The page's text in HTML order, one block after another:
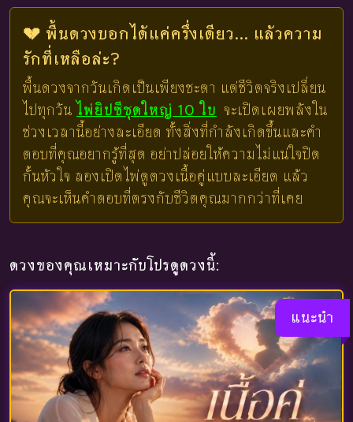
💔 พื้นดวงบอกได้แค่ครึ่งเดียว... แล้วความ
รักที่เหลือล่ะ?
พื้นดวงจากวันเกิดเป็นเพียงชะตา แต่ชีวิตจริงเปลี่ยน
ไปทุกวัน ไพ่ยิปซีชุดใหญ่ 10 ใบ จะเปิดเผยพลังใน
ช่วงเวลานี้อย่างละเอียด ทั้งสิ่งที่กำลังเกิดขึ้นและคำ
ตอบที่คุณอยากรู้ที่สุด อย่าปล่อยให้ความไม่แน่ใจปิด
กั้นหัวใจ ลองเปิดไพ่ดูดวงเนื้อคู่แบบละเอียด แล้ว
คุณจะเห็นคำตอบที่ตรงกับชีวิตคุณมากกว่าที่เคย
ดวงของคุณเหมาะกับโปรดูดวงนี้:
แนะนำ